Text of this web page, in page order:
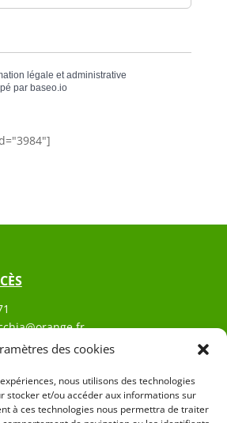
des cookies
nous utilisons des technologies
stocker et/ou accéder aux informations sur
à ces technologies nous permettra de traiter
légale et administrative
par baseo.io
ville de Focicchia